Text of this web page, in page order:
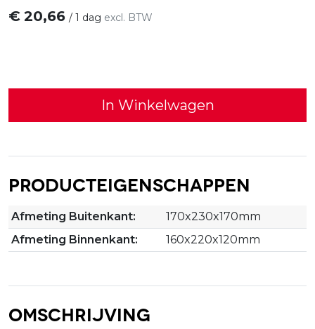
€ 20,66 / 1 dag excl. BTW
In Winkelwagen
Producteigenschappen
Afmeting Buitenkant:
170x230x170mm
Afmeting Binnenkant:
160x220x120mm
Omschrijving